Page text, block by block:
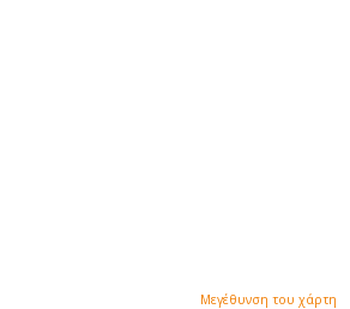
Μεγέθυνση του χάρτη